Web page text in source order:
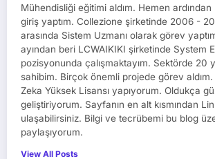
Mühendisliği eğitimi aldım. Hemen ardından
giriş yaptım. Collezione şirketinde 2006 -
arasında Sistem Uzmanı olarak görev
ayından beri LCWAIKIKI şirketinde System
pozisyonunda çalışmaktayım. Sektörde 20
sahibim. Birçok önemli projede görev
Zeka Yüksek Lisansı yapıyorum. Oldukça
geliştiriyorum. Sayfanın en alt kısmından
ulaşabilirsiniz. Bilgi ve tecrübemi bu blog
paylaşıyorum.
View All Posts